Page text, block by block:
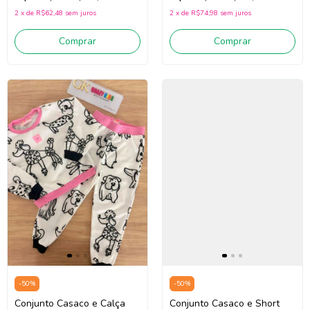
2 x de R$62,48 sem juros
Comprar
2 x de R$74,98 sem juros
Comprar
-50%
Conjunto Casaco e Calça
-50%
Conjunto Casaco e Short